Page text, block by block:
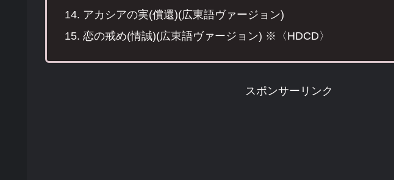
アカシアの実(償還)(広東語ヴァージョン)
恋の戒め(情誠)(広東語ヴァージョン) ※〈HDCD〉
スポンサーリンク